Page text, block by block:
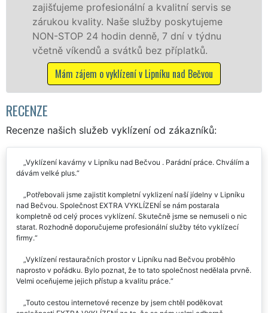
a kvalitní servis se
služby poskytujeme
denně, 7 dní v týdnu
bez příplatků.
v Lipníku nad Bečvou
tuto službu jak
osobám se zárukou
práce, a to NON-
Mám zájem o vyklízecí
RECENZE
Recenze našich služeb vyklízení od zákazníků:
Vyklízení kavárny v Lipníku nad Bečvou . Parádní práce. Chválím a
dávám velké plus.
Potřebovali jsme zajistit kompletní vyklizení naší jídelny v Lipníku
nad Bečvou. Společnost EXTRA VYKLÍZENÍ se nám postarala
kompletně od celý proces vyklízení. Skutečně jsme se nemuseli o nic
starat. Rozhodně doporučujeme profesionální služby této vyklízecí
firmy.
Vyklízení restauračních prostor v Lipníku nad Bečvou proběhlo
naprosto v pořádku. Bylo poznat, že to tato společnost nedělala prvně.
Velmi oceňujeme jejich přístup a kvalitu práce.
Touto cestou internetové recenze by jsem chtěl poděkovat